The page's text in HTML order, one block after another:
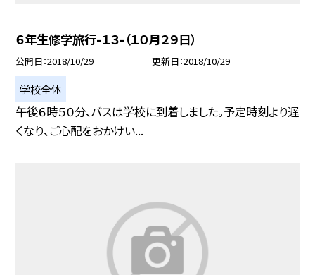
６年生修学旅行-１３-（１０月２９日）
公開日 2018/10/29 更新日 2018/10/29
学校全体
午後６時５０分、バスは学校に到着しました。予定時刻より遅
くなり、ご心配をおかけい...